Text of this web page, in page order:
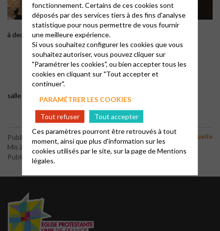
à deux, à trois à quatre ou plus ; à haute voix ou non…
salle Jolibois 20 rue Fonvieille au temple
Publié le 9 juillet 2018
Mis à jour le 11 novembre 2022
Publié par le webmaster
Vie spirituelle
fonctionnement. Certains de ces cookies sont
déposés par des services tiers à des fins d'analyse
statistique pour nous permettre de vous fournir
une meilleure expérience.
Si vous souhaitez configurer les cookies que vous
souhaitez autoriser, vous pouvez cliquer sur
"Paramétrer les cookies", ou bien accepter tous les
cookies en cliquant sur "Tout accepter et
continuer".
PARAMÉTRER LES COOKIES
Tout refuser
Tout accepter
Ces paramètres pourront être retrouvés à tout
moment, ainsi que plus d'information sur les
cookies utilisés par le site, sur la page deMentions
légales.